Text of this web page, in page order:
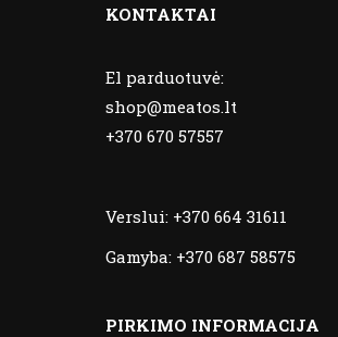
KONTAKTAI
El parduotuvė:
shop@meatos.lt
+370 670 57557
Verslui: +370 664 31611
Gamyba: +370 687 58575
PIRKIMO INFORMACIJA